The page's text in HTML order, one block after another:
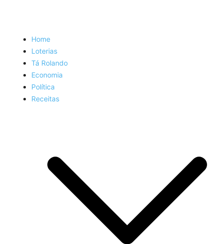
Home
Loterias
Tá Rolando
Economia
Política
Receitas